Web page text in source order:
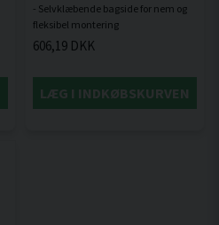
- Selvklæbende bagside for nem og
606,19 DKK
LÆG I INDKØBSKURVEN